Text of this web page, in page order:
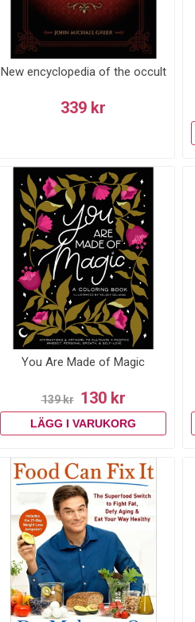
New encyclopedia of the occult
339 kr
You Are Made of Magic
139 kr 130 kr